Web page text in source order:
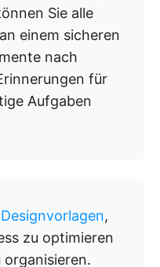
Sie alle
einem sicheren
nach
für
Aufgaben
Designvorlagen,
zu optimieren
organisieren.